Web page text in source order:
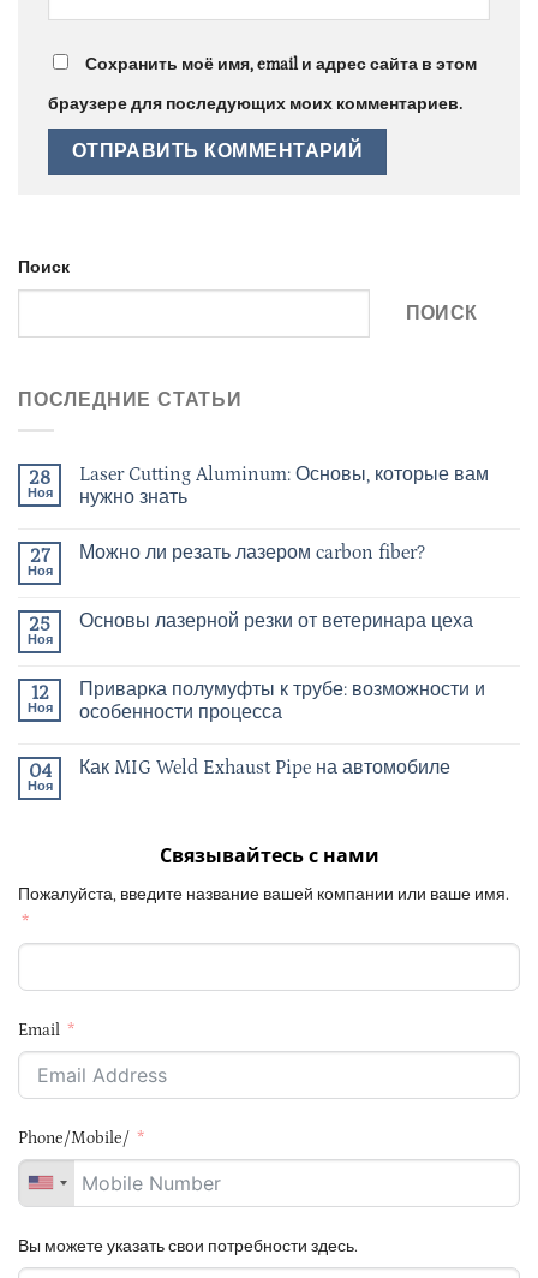
Сохранить моё имя, email и адрес сайта в этом
браузере для последующих моих комментариев.
Поиск
ПОИСК
ПОСЛЕДНИЕ СТАТЬИ
28
Ноя
Laser Cutting Aluminum: Основы, которые вам
нужно знать
27
Ноя
Можно ли резать лазером carbon fiber?
25
Ноя
Основы лазерной резки от ветеринара цеха
12
Ноя
Приварка полумуфты к трубе: возможности и
особенности процесса
04
Ноя
Как MIG Weld Exhaust Pipe на автомобиле
Связывайтесь с нами
Пожалуйста, введите название вашей компании или ваше имя.
Email
Phone/Mobile/
Вы можете указать свои потребности здесь.